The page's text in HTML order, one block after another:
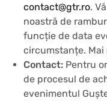
contact@gtr.ro.
noastră de
funcție de data
circumstanțe.
Contact: Pentru
de procesul de
evenimentul